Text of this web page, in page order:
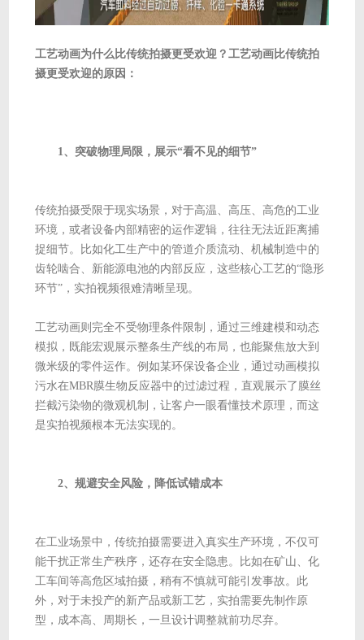
工艺动画为什么比传统拍摄更受欢迎？工艺动画比传统拍
摄更受欢迎的原因：
1、突破物理局限，展示“看不见的细节”
传统拍摄受限于现实场景，对于高温、高压、高危的工业
环境，或者设备内部精密的运作逻辑，往往无法近距离捕
捉细节。比如化工生产中的管道介质流动、机械制造中的
齿轮啮合、新能源电池的内部反应，这些核心工艺的“隐形
环节”，实拍视频很难清晰呈现。
工艺动画则完全不受物理条件限制，通过三维建模和动态
模拟，既能宏观展示整条生产线的布局，也能聚焦放大到
微米级的零件运作。例如某环保设备企业，通过动画模拟
污水在MBR膜生物反应器中的过滤过程，直观展示了膜丝
拦截污染物的微观机制，让客户一眼看懂技术原理，而这
是实拍视频根本无法实现的。
2、规避安全风险，降低试错成本
在工业场景中，传统拍摄需要进入真实生产环境，不仅可
能干扰正常生产秩序，还存在安全隐患。比如在矿山、化
工车间等高危区域拍摄，稍有不慎就可能引发事故。此
外，对于未投产的新产品或新工艺，实拍需要先制作原
型，成本高、周期长，一旦设计调整就前功尽弃。